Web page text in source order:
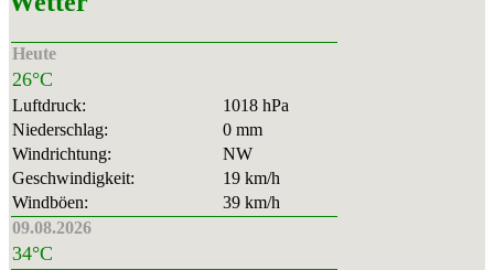
Heute
26°C
Luftdruck:
1018 hPa
Niederschlag:
0 mm
Windrichtung:
NW
Geschwindigkeit:
19 km/h
Windböen:
39 km/h
09.08.2026
34°C